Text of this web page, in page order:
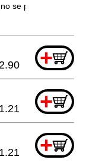
se puede pedir
+
2.90
+
1.21
+
1.21